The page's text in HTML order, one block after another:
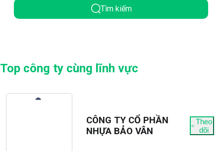
Tìm kiếm
Top công ty cùng lĩnh vực
CÔNG TY CỔ PHẦN
NHỰA BẢO VÂN
Theo
dõi